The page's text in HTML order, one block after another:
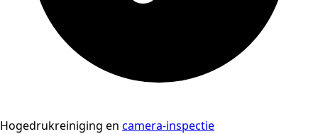
Hogedrukreiniging en camera-inspectie